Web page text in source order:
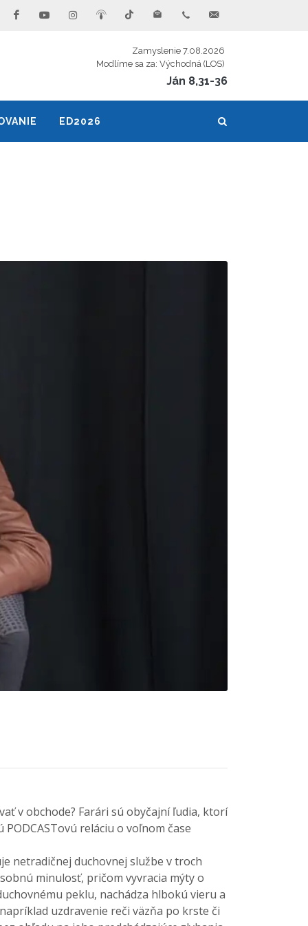
Zamyslenie 7.08.2026
Modlíme sa za: Východná (LOS)
Ján 8,31-36
ED2026
v obchode? Farári sú obyčajní ľudia, ktorí
reláciu o voľnom čase
netradičnej duchovnej službe v troch
minulosť, pričom vyvracia mýty o
peklu, nachádza hlbokú vieru a
uzdravenie reči väzňa po krste či